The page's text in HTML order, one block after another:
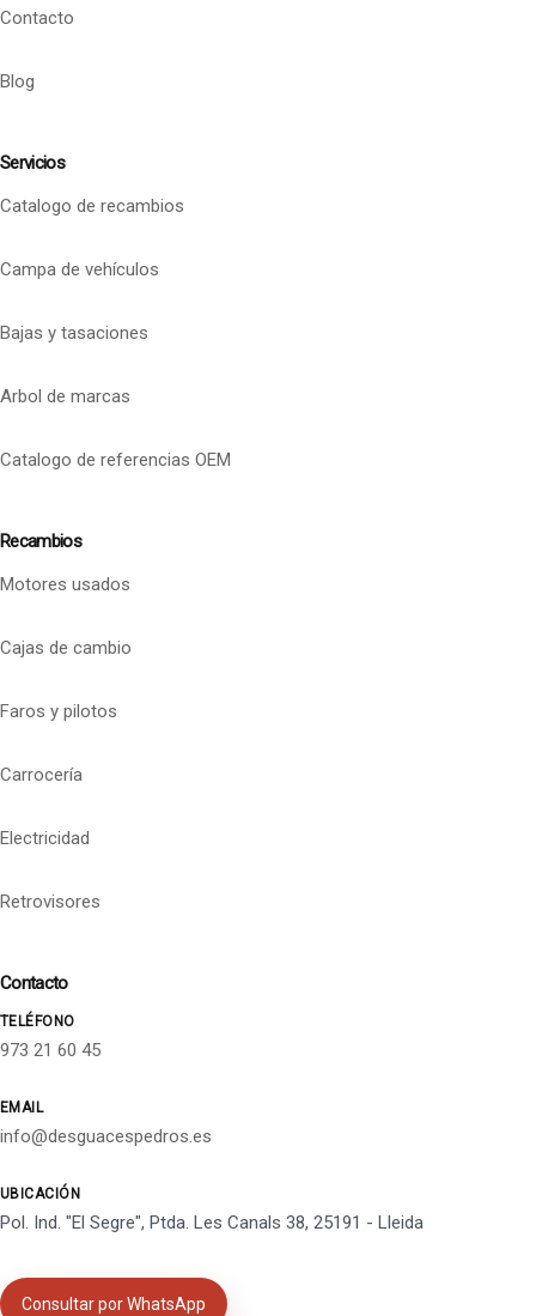
Contacto
Blog
Servicios
Catalogo de recambios
Campa de vehículos
Bajas y tasaciones
Arbol de marcas
Catalogo de referencias OEM
Recambios
Motores usados
Cajas de cambio
Faros y pilotos
Carrocería
Electricidad
Retrovisores
Contacto
TELÉFONO
973 21 60 45
EMAIL
info@desguacespedros.es
UBICACIÓN
Pol. Ind. "El Segre", Ptda. Les Canals 38, 25191 - Lleida
Consultar por WhatsApp